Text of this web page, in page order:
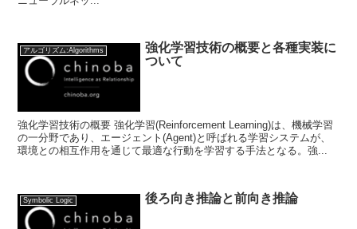
アルゴリズム:Algorithms
強化学習技術の概要と各種実装に
ついて
強化学習技術の概要 強化学習(Reinforcement Learning)は、機械学習
の一分野であり、エージェント(Agent)と呼ばれる学習システムが、
環境との相互作用を通じて最適な行動を学習する手法となる。強...
Symbolic Logic 後ろ向き推論と前向き推論